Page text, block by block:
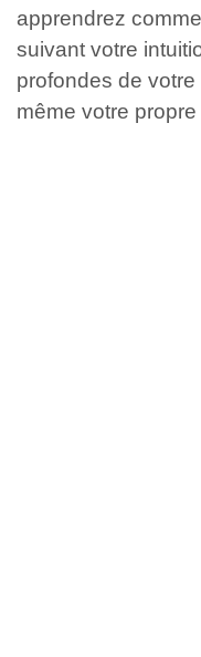
apprendrez
suivant votre
profondes de
même votre